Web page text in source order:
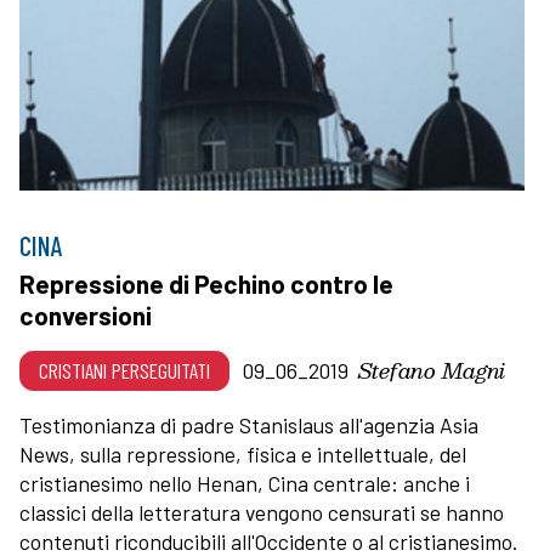
CINA
Repressione di Pechino contro le
conversioni
CRISTIANI PERSEGUITATI 09_06_2019 Stefano Magni
Testimonianza di padre Stanislaus all'agenzia Asia
News, sulla repressione, fisica e intellettuale, del
cristianesimo nello Henan, Cina centrale: anche i
classici della letteratura vengono censurati se hanno
contenuti riconducibili all'Occidente o al cristianesimo.